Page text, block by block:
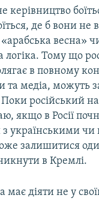
керівництво
де б вони не
весна»
логіка. Тому що
в повному
та медіа, можуть
російський
якщо в Росії
українськими чи
залишитися
в Кремлі.
діяти не у